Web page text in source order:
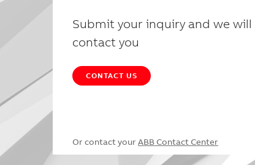
Submit your inquiry and we will
contact you
CONTACT US
Or contact your ABB Contact Center